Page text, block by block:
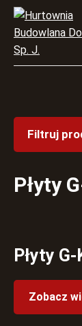
Filtruj
Płyty
Płyty
Zobacz